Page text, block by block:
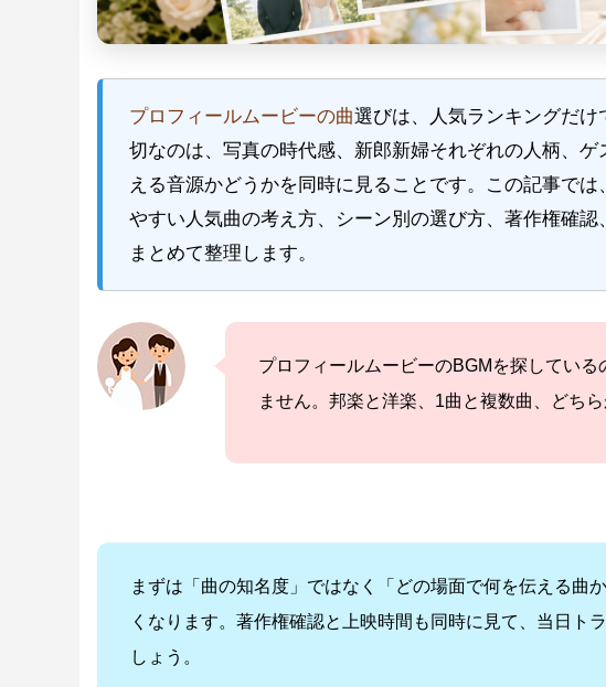
プロフィールムービーの曲選びは、人気ランキングだ
切なのは、写真の時代感、新郎新婦それぞれの人柄、
える音源かどうかを同時に見ることです。この記事で
やすい人気曲の考え方、シーン別の選び方、著作権確
まとめて整理します。
プロフィールムービーのBGMを探してい
ません。邦楽と洋楽、1曲と複数曲、どち
まずは「曲の知名度」ではなく「どの場面で何を伝える曲
くなります。著作権確認と上映時間も同時に見て、当日ト
しょう。